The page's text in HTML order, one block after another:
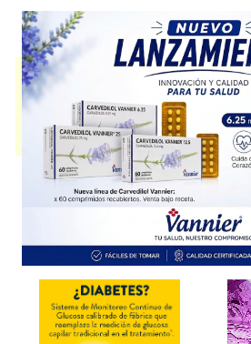
MEIBI 100 minociclinay se indica
producido por
Megalabs Argentinay cuenta
disponible.
Algunas presentaciones cuentan con
Explorar más
Otros productos conminociclina
Megalabs